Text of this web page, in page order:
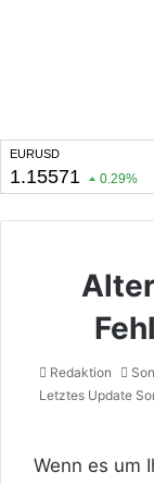
Redaktion
Letztes Update
Wenn es um